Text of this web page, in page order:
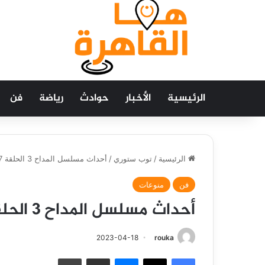
الرئيسية الأخبار حوادث رياضة فن
الرئيسية / توب ستوري / أحداث مسلسل المداح 3 الحلقة 27.. رحاب تحاول قتل ابن صابر
فن منوعات
أحداث مسلسل المداح 3 الحلقة 27.. رحاب تحاول قتل ابن صابر
rouka
2023-04-18
فيسبوك ‫X ماسنجر مشاركة عبر البريد طباعة